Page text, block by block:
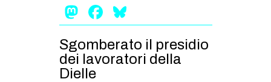
Mastodon
Facebook
Sgomberato il presidio
dei lavoratori della
Dielle